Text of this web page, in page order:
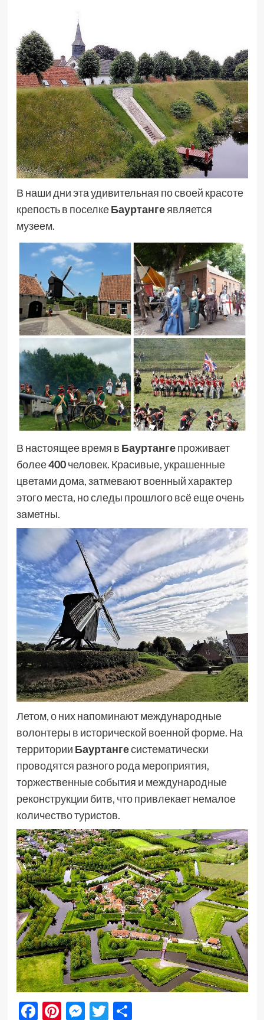
В наши дни эта удивительная по своей красоте
крепость в поселкеБауртангеявляется
музеем.
В настоящее время в Бауртангепроживает
более400человек. Красивые, украшенные
цветами дома, затмевают военный характер
этого места, но следы прошлого всё еще очень
заметны.
Летом, о них напоминают международные
волонтеры в исторической военной форме. На
территории Бауртангесистематически
проводятся разного рода мероприятия,
торжественные события и международные
реконструкции битв, что привлекает немалое
количество туристов.
Facebook
Pinterest
Messenger
Twitter
Отправить